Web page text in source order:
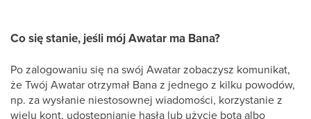
Co się stanie, jeśli mój Awatar ma Bana?
Po zalogowaniu się na swój Awatar zobaczysz komunikat,
że Twój Awatar otrzymał Bana z jednego z kilku powodów,
np. za wysłanie niestosownej wiadomości, korzystanie z
wielu kont, udostępnianie hasła lub użycie bota albo